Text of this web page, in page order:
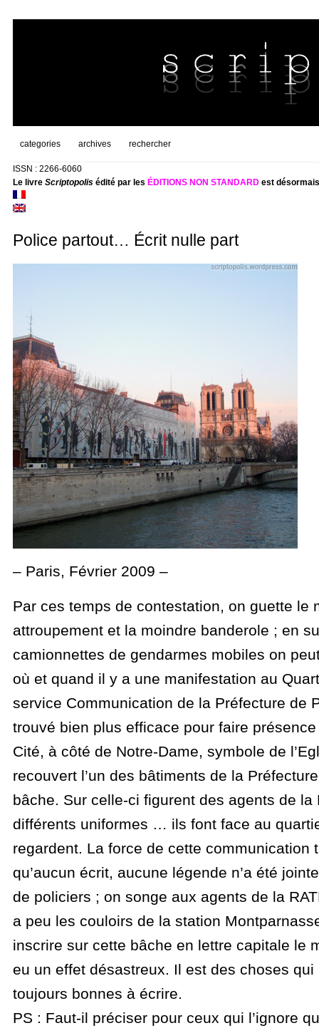
categories archives rechercher
ISSN : 2266-6060
Le livre Scriptopolisédité par les ÉDITIONS NON STANDARDest
Police partout… Écrit nulle part
– Paris, Février 2009 –
Par ces temps de contestation, on guette le
attroupement et la moindre banderole ; en
camionnettes de gendarmes mobiles on
où et quand il y a une manifestation au
service Communication de la Préfecture de
trouvé bien plus efficace pour faire présence
Cité, à côté de Notre-Dame, symbole de
recouvert l’un des bâtiments de la
bâche. Sur celle-ci figurent des agents de la
différents uniformes … ils font face au
regardent. La force de cette communication
qu’aucun écrit, aucune légende n’a été
de policiers ; on songe aux agents de la
a peu les couloirs de la station
inscrire sur cette bâche en lettre capitale le
eu un effet désastreux. Il est des choses qui
toujours bonnes à écrire.
PS : Faut-il préciser pour ceux qui l’ignore